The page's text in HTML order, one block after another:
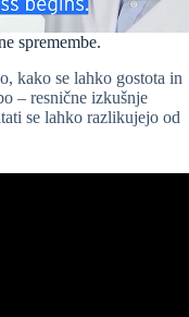
spremembe.
kako se lahko gostota in
– resnične izkušnje
se lahko razlikujejo od